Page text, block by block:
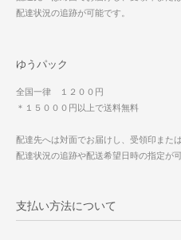
配達状況の追跡が可能です。
ゆうパック
全国一律 １２００円
＊１５０００円以上で送料無料
配達先へは対面でお届けし、受領印また
配達状況の追跡や配送希望日時の指定が
支払い方法について